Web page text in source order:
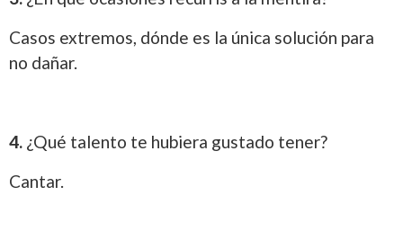
Casos extremos, dónde es la única solución para
no dañar.
4. ¿Qué talento te hubiera gustado tener?
Cantar.